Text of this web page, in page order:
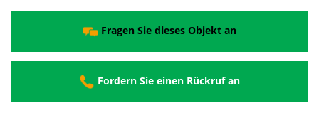
Fragen Sie dieses Objekt an
Fordern Sie einen Rückruf an